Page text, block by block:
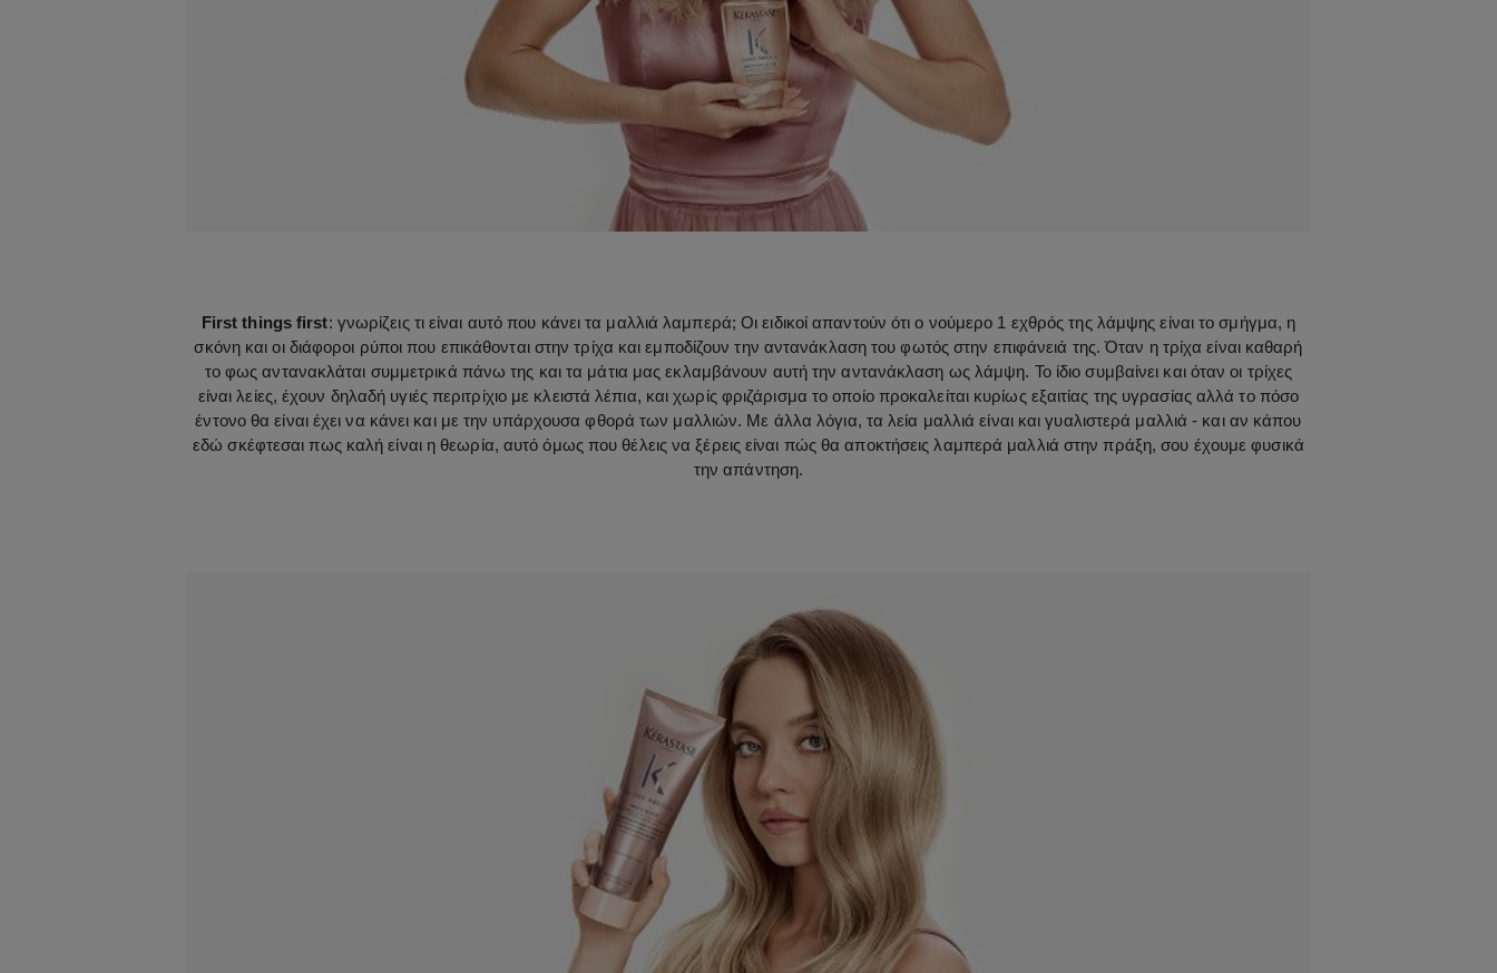
First things first: γνωρίζεις τι είναι αυτό που κάνει τα μαλλιά λαμπερά; Οι ειδικοί απαντούν ότι ο νούμερο 1 εχθρός της λάμψης είναι το σμήγμα, η
σκόνη και οι διάφοροι ρύποι που επικάθονται στην τρίχα και εμποδίζουν την αντανάκλαση του φωτός στην επιφάνειά της. Όταν η τρίχα είναι καθαρή
το φως αντανακλάται συμμετρικά πάνω της και τα μάτια μας εκλαμβάνουν αυτή την αντανάκλαση ως λάμψη. Το ίδιο συμβαίνει και όταν οι τρίχες
είναι λείες, έχουν δηλαδή υγιές περιτρίχιο με κλειστά λέπια, και χωρίς φριζάρισμα το οποίο προκαλείται κυρίως εξαιτίας της υγρασίας αλλά το πόσο
έντονο θα είναι έχει να κάνει και με την υπάρχουσα φθορά των μαλλιών. Με άλλα λόγια, τα λεία μαλλιά είναι και γυαλιστερά μαλλιά - και αν κάπου
εδώ σκέφτεσαι πως καλή είναι η θεωρία, αυτό όμως που θέλεις να ξέρεις είναι πώς θα αποκτήσεις λαμπερά μαλλιά στην πράξη, σου έχουμε φυσικά
την απάντηση.